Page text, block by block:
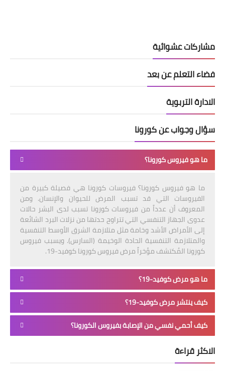
مشاركات عشوائية
فضاء التعلم عن بعد
الادارة التربوية
سؤال وجواب عن كورونا
ما هو فيروس كورونا؟
ما هو فيروس كورونا؟ فيروسات كورونا هي فصيلة كبيرة من
الفيروسات التي قد تسبب المرض للحيوان والإنسان. ومن
المعروف أن عدداً من فيروسات كورونا تسبب لدى البشر حالات
عدوى الجهاز التنفسي التي تتراوح حدتها من نزلات البرد الشائعة
إلى الأمراض الأشد وخامة مثل متلازمة الشرق الأوسط التنفسية
والمتلازمة التنفسية الحادة الوخيمة (السارس). ويسبب فيروس
كورونا المُكتشف مؤخراً مرض فيروس كورونا كوفيد-19.
ما هو مرض كوفيد-19؟
كيف ينتشر مرض كوفيد-19؟
كيف أحمي نفسي من الإصابة بفيروس الكورونا؟
الاكثر قراءة